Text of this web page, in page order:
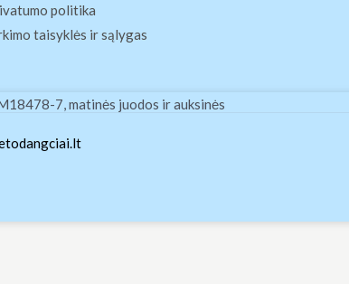
politika
taisyklės ir sąlygas
7, matinės juodos ir auksinės